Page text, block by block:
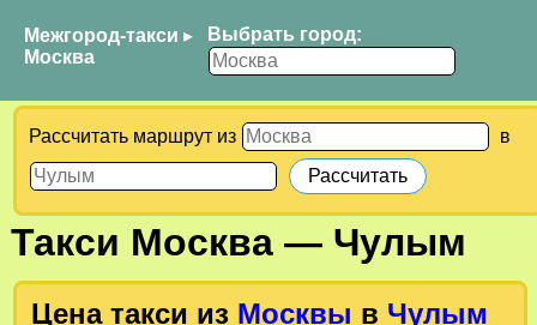
Межгород-такси ▸
Москва
Выбрать город:
Рассчитать маршрут из в
Такси Москва— Чулым
Цена такси из Москвы в Чулым